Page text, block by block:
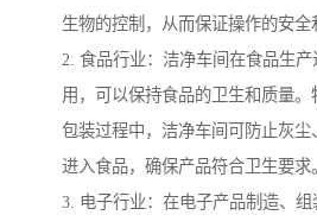
生物的控制，从而保证操作的安全
2. 食品行业：洁净车间在食品生
用，可以保持食品的卫生和质量。
包装过程中，洁净车间可防止灰
进入食品，确保产品符合卫生要求。
3. 电子行业：在电子产品制造、